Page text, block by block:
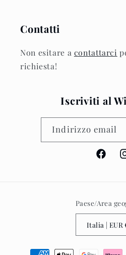
Contatti
Non esitare a contattarci
richiesta!
Iscriviti al
Indirizzo email
Paese/Area
Metodi